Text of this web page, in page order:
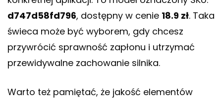
d747d58fd796, dostępny w cenie 18.9 zł. Taka
świeca może być wyborem, gdy chcesz
przywrócić sprawność zapłonu i utrzymać
przewidywalne zachowanie silnika.
Warto też pamiętać, że jakość elementów